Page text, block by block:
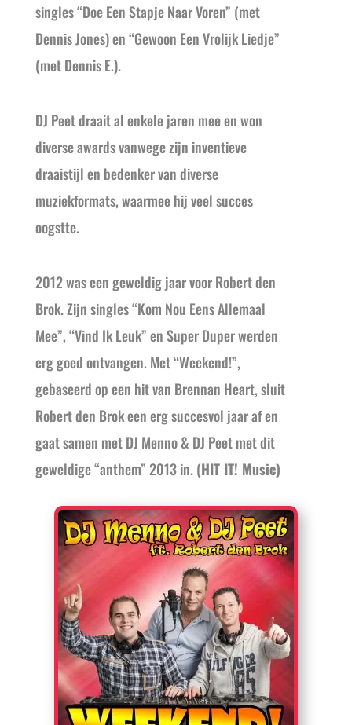
singles “Doe Een Stapje Naar Voren” (met
Dennis Jones) en “Gewoon Een Vrolijk Liedje”
(met Dennis E.).
DJ Peet draait al enkele jaren mee en won
diverse awards vanwege zijn inventieve
draaistijl en bedenker van diverse
muziekformats, waarmee hij veel succes
oogstte.
2012 was een geweldig jaar voor Robert den
Brok. Zijn singles “Kom Nou Eens Allemaal
Mee”, “Vind Ik Leuk” en Super Duper werden
erg goed ontvangen. Met “Weekend!”,
gebaseerd op een hit van Brennan Heart, sluit
Robert den Brok een erg succesvol jaar af en
gaat samen met DJ Menno & DJ Peet met dit
geweldige “anthem” 2013 in. (HIT IT! Music)